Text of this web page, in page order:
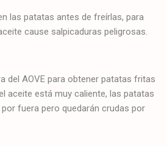
las patatas antes de freírlas, para
cause salpicaduras peligrosas.
del AOVE para obtener patatas fritas
aceite está muy caliente, las patatas
fuera pero quedarán crudas por